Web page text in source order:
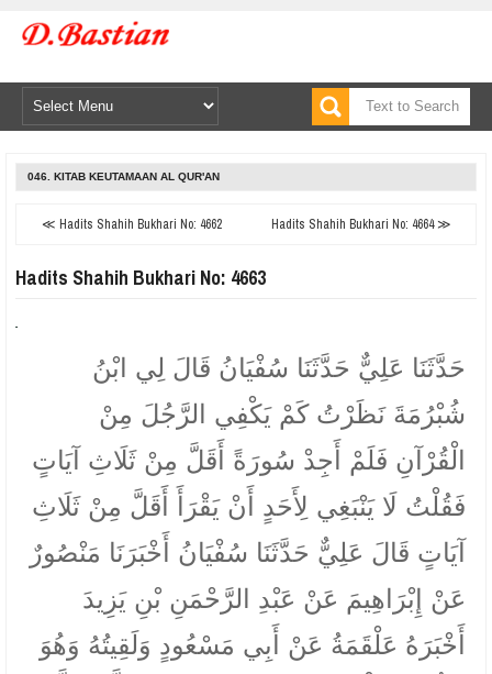
046. KITAB KEUTAMAAN AL QUR'AN
≪ Hadits Shahih Bukhari No: 4662 Hadits Shahih Bukhari No: 4664 ≫
Hadits Shahih Bukhari No: 4663
حَدَّثَنَا عَلِيٌّ حَدَّثَنَا سُفْيَانُ قَالَ لِي ابْنُ
شُبْرُمَةَ نَظَرْتُ كَمْ يَكْفِي الرَّجُلَ مِنْ
الْقُرْآنِ فَلَمْ أَجِدْ سُورَةً أَقَلَّ مِنْ ثَلَاثِ آيَاتٍ
فَقُلْتُ لَا يَنْبَغِي لِأَحَدٍ أَنْ يَقْرَأَ أَقَلَّ مِنْ ثَلَاثِ
آيَاتٍ قَالَ عَلِيٌّ حَدَّثَنَا سُفْيَانُ أَخْبَرَنَا مَنْصُورٌ
عَنْ إِبْرَاهِيمَ عَنْ عَبْدِ الرَّحْمَنِ بْنِ يَزِيدَ
أَخْبَرَهُ عَلْقَمَةُ عَنْ أَبِي مَسْعُودٍ وَلَقِيتُهُ وَهُوَ